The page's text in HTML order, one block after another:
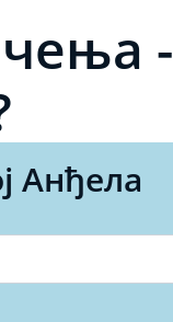
-
Анђела